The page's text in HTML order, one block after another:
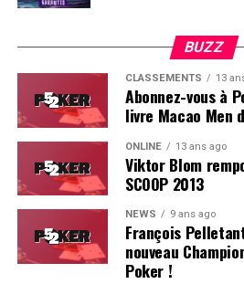
Soleau à gauche, sorti par Logghe au centre
BUZZ
CLASSEMENTS 13
Abonnez-vous à
livre Macao Men
ONLINE 13 ans ago
Viktor Blom
SCOOP 2013
NEWS 9 ans ago
François
nouveau
Poker !